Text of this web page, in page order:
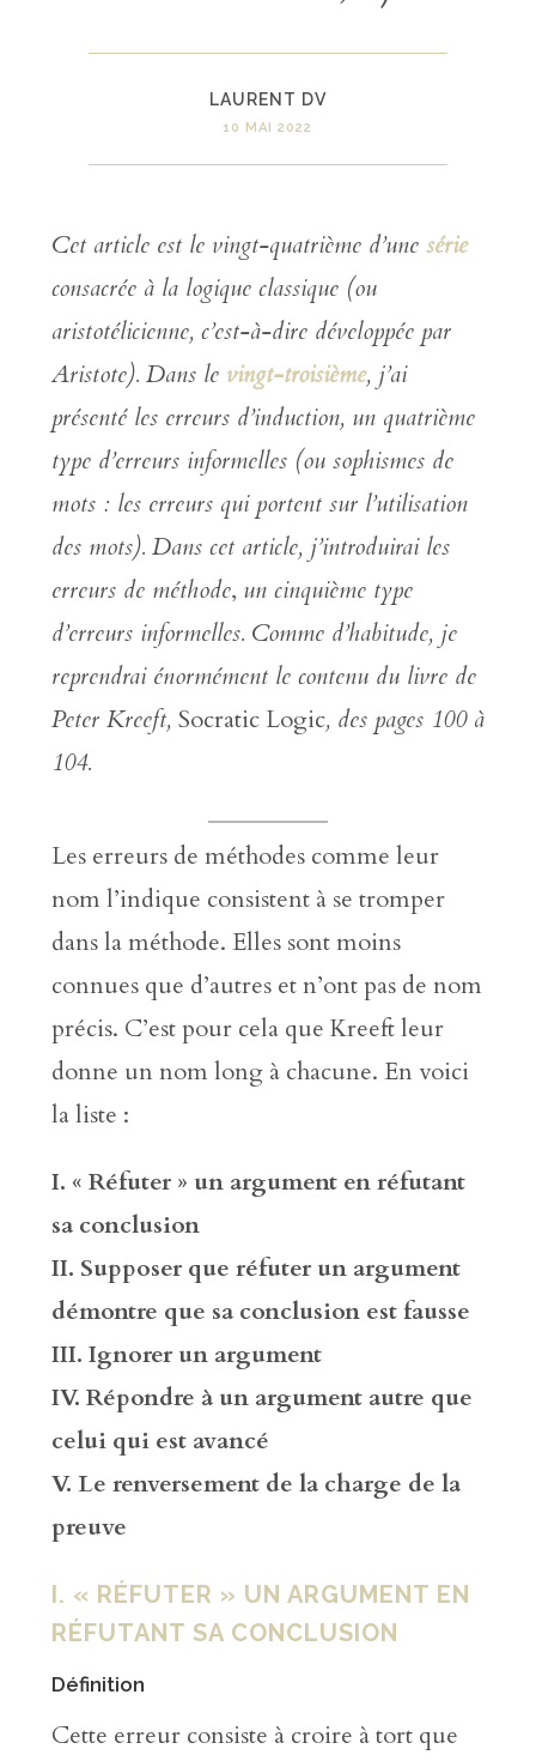
LAURENT DV
10 MAI 2022
Cet article est le vingt-quatrième d’une série
consacrée à la logique classique (ou
aristotélicienne, c’est-à-dire développée par
Aristote). Dans le vingt-troisième, j’ai
présenté les erreurs d’induction, un quatrième
type d’erreurs informelles (ou sophismes de
mots : les erreurs qui portent sur l’utilisation
des mots). Dans cet article, j’introduirai les
erreurs de méthode, un cinquième type
d’erreurs informelles. Comme d’habitude, je
reprendrai énormément le contenu du livre de
Peter Kreeft, Socratic Logic,des pages 100 à
104.
Les erreurs de méthodes comme leur
nom l’indique consistent à se tromper
dans la méthode. Elles sont moins
connues que d’autres et n’ont pas de nom
précis. C’est pour cela que Kreeft leur
donne un nom long à chacune. En voici
la liste :
I. « Réfuter » un argument en réfutant
sa conclusion
II. Supposer que réfuter un argument
démontre que sa conclusion est fausse
III. Ignorer un argument
IV. Répondre à un argument autre que
celui qui est avancé
V. Le renversement de la charge de la
preuve
I. « RÉFUTER » UN ARGUMENT EN
RÉFUTANT SA CONCLUSION
Définition
Cette erreur consiste à croire à tort que